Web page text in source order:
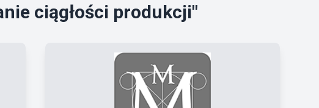
ciągłości produkcji"